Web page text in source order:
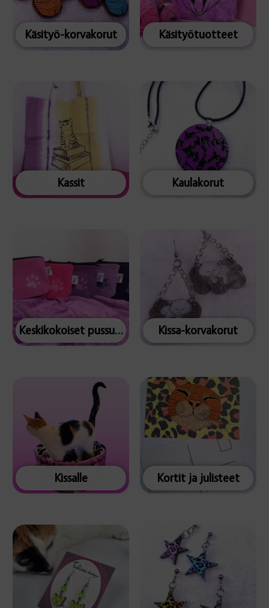
Käsityö-korvakorut Käsityötuotteet
Kassit Kaulakorut
Keskikokoiset pussukat Kissa-korvakorut
Kissalle Kortit ja julisteet